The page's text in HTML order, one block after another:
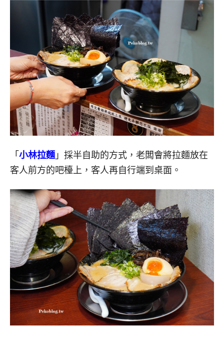
「 小林拉麵 」採半自助的方式，老闆會將拉麵放在
客人前方的吧檯上，客人再自行端到桌面。